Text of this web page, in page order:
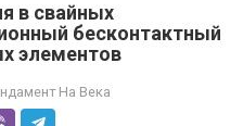
в свайных
бесконтактный
элементов
На Века